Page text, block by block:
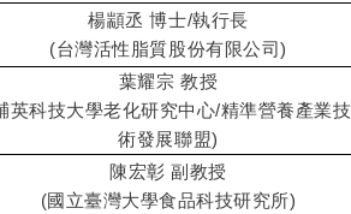
楊顓丞 博士/執行長
(台灣活性脂質股份有限公司)
葉耀宗 教授
英科技大學老化研究中心/精準營養產業技
術發展聯盟)
陳宏彰 副教授
(國立臺灣大學食品科技研究所)